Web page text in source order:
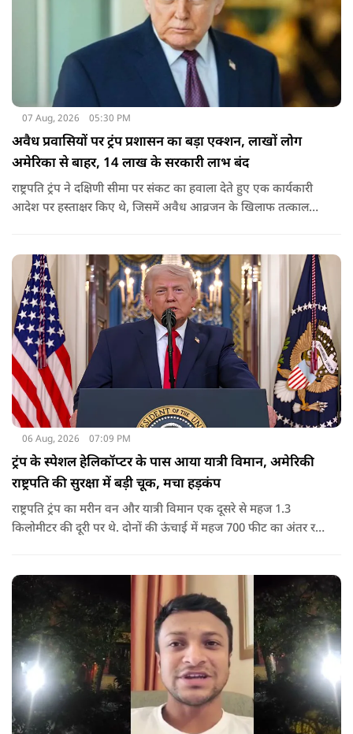
07 Aug, 2026 05:30 PM
अवैध प्रवासियों पर ट्रंप प्रशासन का बड़ा एक्शन, लाखों लोग
अमेरिका से बाहर, 14 लाख के सरकारी लाभ बंद
राष्ट्रपति ट्रंप ने दक्षिणी सीमा पर संकट का हवाला देते हुए एक कार्यकारी
आदेश पर हस्ताक्षर किए थे, जिसमें अवैध आव्रजन के खिलाफ तत्काल
06 Aug, 2026 07:09 PM
ट्रंप के स्पेशल हेलिकॉप्टर के पास आया यात्री विमान, अमेरिकी
राष्ट्रपति की सुरक्षा में बड़ी चूक, मचा हड़कंप
राष्ट्रपति ट्रंप का मरीन वन और यात्री विमान एक दूसरे से महज 1.3
किलोमीटर की दूरी पर थे. दोनों की ऊंचाई में महज 700 फीट का अंतर रह